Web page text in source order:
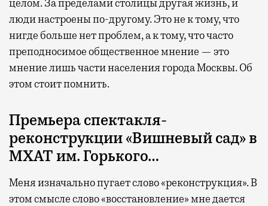
целом. За пределами столицы другая жизнь, и
люди настроены по-другому. Это не к тому, что
нигде больше нет проблем, а к тому, что часто
преподносимое общественное мнение — это
мнение лишь части населения города Москвы. Об
этом стоит помнить.
Премьера спектакля-
реконструкции «Вишневый сад» в
МХАТ им. Горького…
Меня изначально пугает слово «реконструкция». В
этом смысле слово «восстановление» мне дается